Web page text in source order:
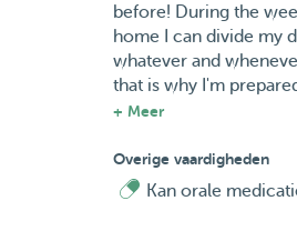
before! During the
home I can divide my
whatever and
that is why I'm
cats. I'll listen to your
Hopefully I see you
+ Meer
Overige vaardigheden
Kan orale